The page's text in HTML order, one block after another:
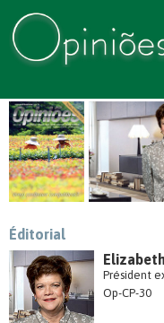
Éditorial
Président
Op-CP-30